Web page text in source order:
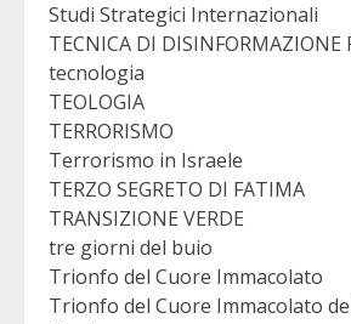
Studi Strategici Internazionali
TECNICA DI DISINFORMAZIONE
tecnologia
TEOLOGIA
TERRORISMO
Terrorismo in Israele
TERZO SEGRETO DI FATIMA
TRANSIZIONE VERDE
tre giorni del buio
Trionfo del Cuore Immacolato
Trionfo del Cuore Immacolato